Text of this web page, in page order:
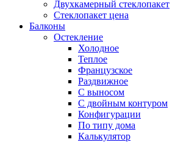
Двухкамерный стеклопакет
Стеклопакет цена
Балконы
Остекление
Холодное
Теплое
Французское
Раздвижное
С выносом
С двойным контуром
Конфигурации
По типу дома
Калькулятор